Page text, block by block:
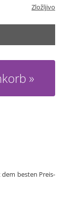
Zložljivo
besten Preis-